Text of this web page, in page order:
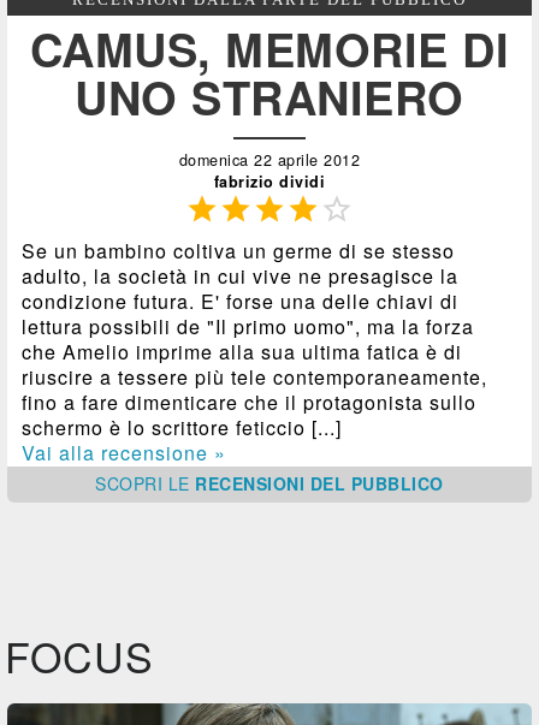
CAMUS, MEMORIE DI
UNO STRANIERO
domenica 22 aprile 2012
fabrizio dividi

Se un bambino coltiva un germe di se stesso
adulto, la società in cui vive ne presagisce la
condizione futura. E' forse una delle chiavi di
lettura possibili de "Il primo uomo", ma la forza
che Amelio imprime alla sua ultima fatica è di
riuscire a tessere più tele contemporaneamente,
fino a fare dimenticare che il protagonista sullo
schermo è lo scrittore feticcio [...]
Vai alla recensione »
SCOPRI LE RECENSIONI DEL PUBBLICO
FOCUS